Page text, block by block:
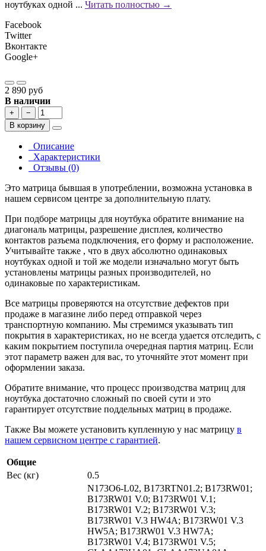
ноутбуках одной ... Читать полностью →
Facebook
Twitter
Вконтакте
Google+
2 890 руб
В наличии
+
−
В корзину
Описание
Характеристики
Отзывы (0)
Это матрица бывшая в употреблении, возможна установка в
нашем сервисом центре за дополнительную плату.
При подборе матрицы для ноутбука обратите внимание на
диагональ матрицы, разрешение дисплея, количество
контактов разъема подключения, его форму и расположение.
Учитывайте также , что в двух абсолютно одинаковых
ноутбуках одной и той же модели изначально могут быть
установлены матрицы разных производителей, но
одинаковые по характеристикам.
Все матрицы проверяются на отсутствие дефектов при
продаже в магазине либо перед отправкой через
транспортную компанию. Мы стремимся указывать тип
покрытия в характеристиках, но не всегда удается отследить, с
каким покрытием поступила очередная партия матриц. Если
этот параметр важен для вас, то уточняйте этот момент при
оформлении заказа.
Обратите внимание, что процесс производства матриц для
ноутбука достаточно сложный по своей сути и это
гарантирует отсутствие поддельных матриц в продаже.
Также Вы можете установить купленную у нас матрицу в
нашем сервисном центре с гарантией.
Общие
Вес (кг)
0.5
N173O6-L02, B173RTN01.2; B173RW01;
B173RW01 V.0; B173RW01 V.1;
B173RW01 V.2; B173RW01 V.3;
B173RW01 V.3 HW4A; B173RW01 V.3
HW5A; B173RW01 V.3 HW7A;
B173RW01 V.4; B173RW01 V.5;